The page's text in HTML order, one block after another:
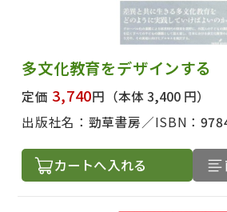
多文化教育をデザインする
定価 3,740円 （本体 3,400 円）
出版社名： 勁草書房 ISBN：
カートへ入れる